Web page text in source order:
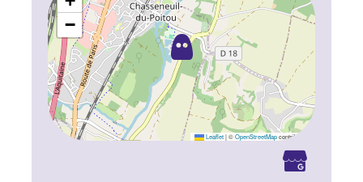
−
Leaflet |©OpenStreetMapcontributors